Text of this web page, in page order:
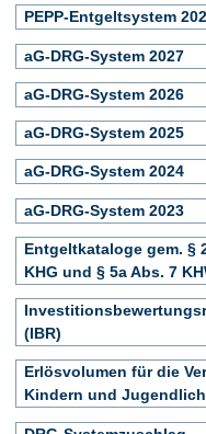
PEPP-Entgeltsystem
aG-DRG-System 2027
aG-DRG-System 2026
aG-DRG-System 2025
aG-DRG-System 2024
aG-DRG-System 2023
Entgeltkataloge gem. §
KHG und § 5a Abs. 7
(IBR)
Erlösvolumen für die
Kindern und